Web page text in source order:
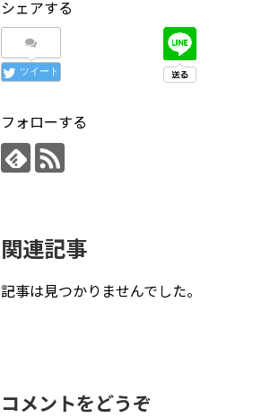
シェアする
ツイート
フォローする
関連記事
記事は見つかりませんでした。
コメントをどうぞ